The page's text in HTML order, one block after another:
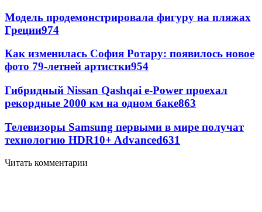
Модель продемонстрировала фигуру на пляжах
Греции974
Как изменилась София Ротару: появилось новое
фото 79-летней артистки954
Гибридный Nissan Qashqai e-Power проехал
рекордные 2000 км на одном баке863
Телевизоры Samsung первыми в мире получат
технологию HDR10+ Advanced631
Читать комментарии